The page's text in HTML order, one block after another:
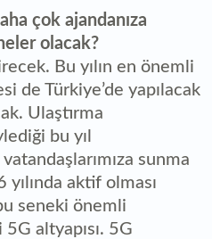
çok ajandanıza
olacak?
Bu yılın en önemli
de Türkiye’de yapılacak
Ulaştırma
bu yıl
sunma
yılında aktif olması
seneki önemli
altyapısı. 5G